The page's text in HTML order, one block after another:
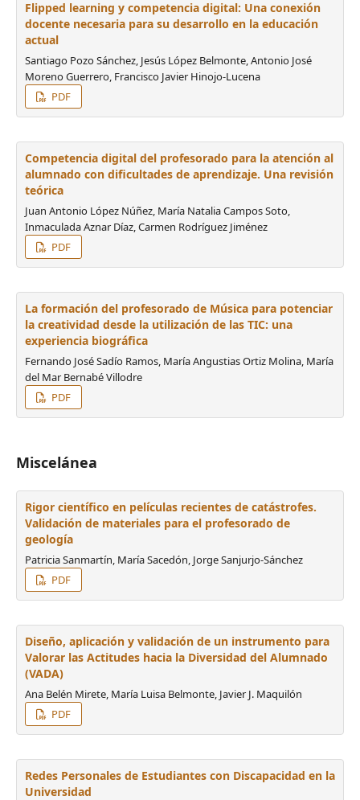
Flipped learning y competencia digital: Una conexión
docente necesaria para su desarrollo en la educación
actual
Santiago Pozo Sánchez, Jesús López Belmonte, Antonio José
Moreno Guerrero, Francisco Javier Hinojo-Lucena
PDF
Competencia digital del profesorado para la atención al
alumnado con dificultades de aprendizaje. Una revisión
teórica
Juan Antonio López Núñez, María Natalia Campos Soto,
Inmaculada Aznar Díaz, Carmen Rodríguez Jiménez
PDF
La formación del profesorado de Música para potenciar
la creatividad desde la utilización de las TIC: una
experiencia biográfica
Fernando José Sadío Ramos, María Angustias Ortiz Molina, María
del Mar Bernabé Villodre
PDF
Miscelánea
Rigor científico en películas recientes de catástrofes.
Validación de materiales para el profesorado de
geología
Patricia Sanmartín, María Sacedón, Jorge Sanjurjo-Sánchez
PDF
Diseño, aplicación y validación de un instrumento para
Valorar las Actitudes hacia la Diversidad del Alumnado
(VADA)
Ana Belén Mirete, María Luisa Belmonte, Javier J. Maquilón
PDF
Redes Personales de Estudiantes con Discapacidad en la
Universidad